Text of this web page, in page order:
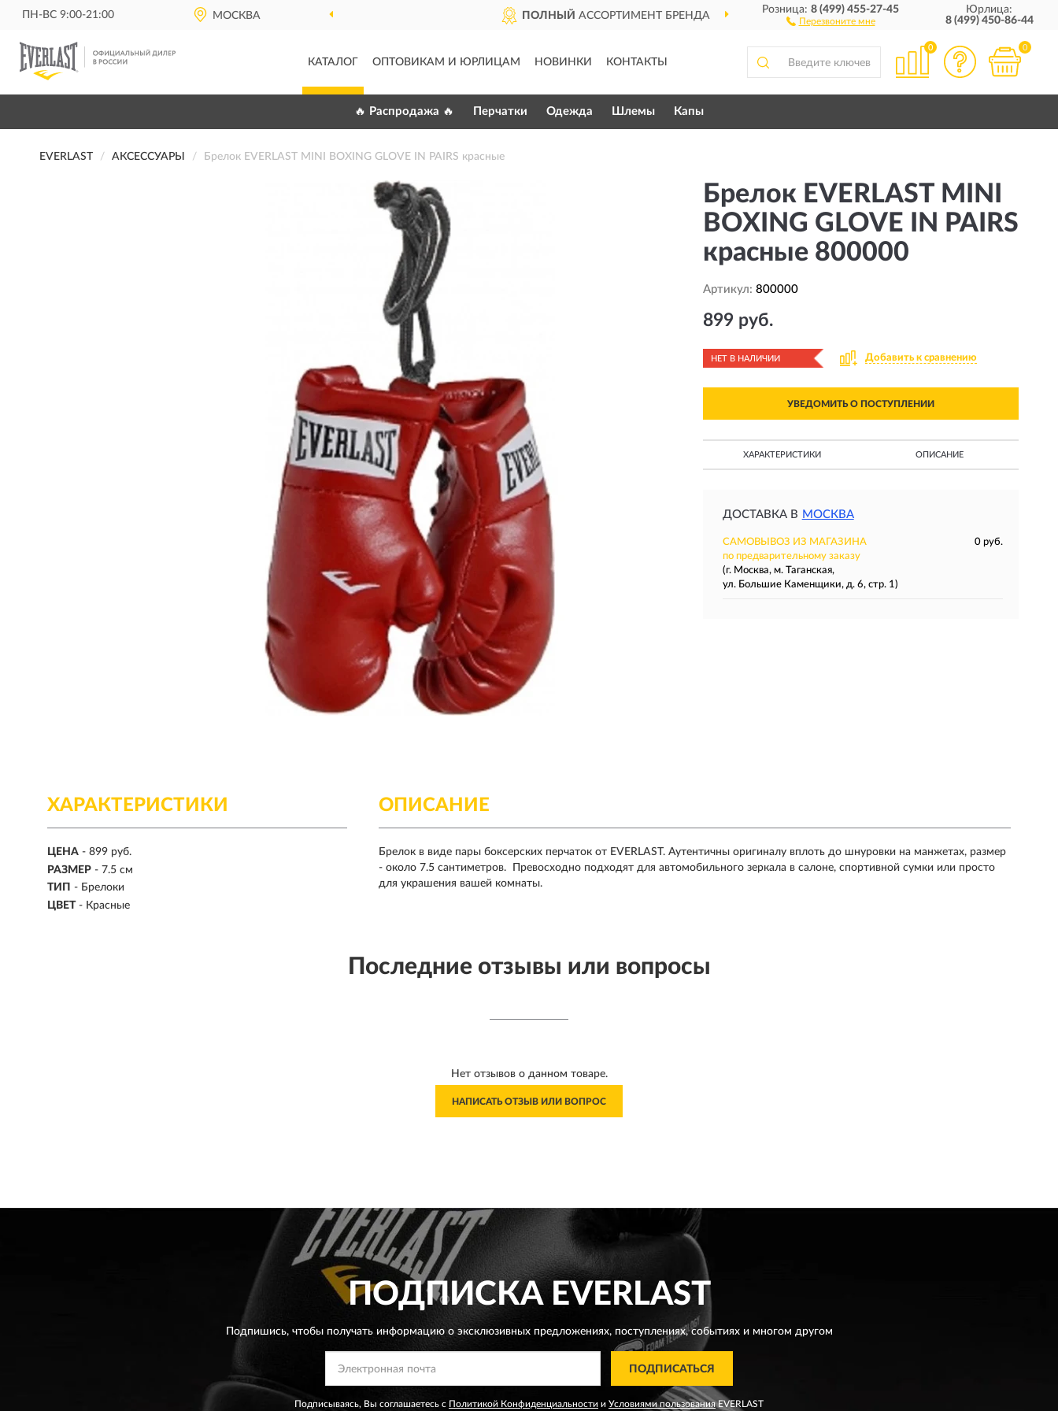
ПН-ВС 9:00-21:00 МОСКВА
ОФИЦИАЛЬНЫЙ ДИЛЕР EVERLAST В РОССИИ ДОСТАВИМПО ВСЕЙ РОССИИ ПОЛНЫЙАССОРТИМЕНТ
Розница:8 (499) 455-27-45
Перезвоните мне
Юрлица:
8 (499) 450-86-44
КАТАЛОГ ОПТОВИКАМ И ЮРЛИЦАМ НОВИНКИ КОНТАКТЫ
0 0
🔥 Распродажа 🔥 Перчатки Одежда Шлемы Капы
EVERLAST АКСЕССУАРЫ Брелок EVERLAST MINI BOXING GLOVE IN PAIRS красные
Брелок EVERLAST MINI
BOXING GLOVE IN PAIRS
красные 800000
Артикул: 800000
899 руб.
НЕТ В НАЛИЧИИ Добавить к сравнению
УВЕДОМИТЬ О ПОСТУПЛЕНИИ
ХАРАКТЕРИСТИКИ ОПИСАНИЕ
ДОСТАВКА В МОСКВА
САМОВЫВОЗ ИЗ МАГАЗИНА
0 руб.
по предварительному заказу
(г. Москва, м. Таганская,
ул. Большие Каменщики, д. 6, стр. 1)
ХАРАКТЕРИСТИКИ
ЦЕНА - 899 руб.
РАЗМЕР - 7.5 см
ТИП - Брелоки
ЦВЕТ - Красные
ОПИСАНИЕ
Брелок в виде пары боксерских перчаток от EVERLAST. Аутентичны оригиналу вплоть до шнуровки на манжетах, размер
- около 7.5 сантиметров. Превосходно подходят для автомобильного зеркала в салоне, спортивной сумки или просто
для украшения вашей комнаты.
Последние отзывы или вопросы
Нет отзывов о данном товаре.
НАПИСАТЬ ОТЗЫВ ИЛИ ВОПРОС
ПОДПИСКАEVERLAST
Подпишись, чтобы получать информацию о эксклюзивных предложениях,поступлениях, событиях и многом другом
ПОДПИСАТЬСЯ
Подписываясь, Вы соглашаетесь с Политикой Конфиденциальности и Условиями пользованияEVERLAST